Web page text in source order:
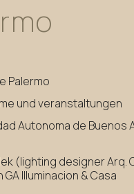
suchen
Palermo
und veranstaltungen
Autonoma de Buenos
(lighting designer Arq.
Illuminacion & Casa